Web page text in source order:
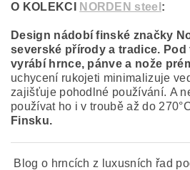
O KOLEKCI NORDEN steel :
Design nádobí finské značky
severské přírody a tradice.
vyrábí hrnce, pánve a nože
uchycení rukojeti minimalizuje
zajišťuje pohodlné používání. A
používat ho i v troubě až do
Finsku.
Blog o hrncích z luxusních řad